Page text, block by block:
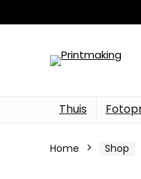
Thuis
Home Shop